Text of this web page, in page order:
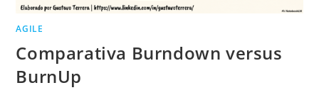
AGILE
Comparativa Burndown versus
BurnUp